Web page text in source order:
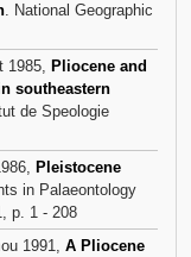
. National Geographic
1985, Pliocene and
southeastern
de Speologie
Pleistocene
in Palaeontology
p. 1 - 208
1991, A Pliocene